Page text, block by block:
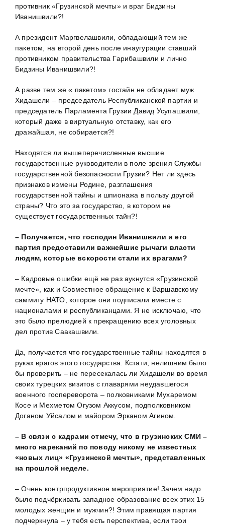
противник «Грузинской мечты» и враг Бидзины
Иванишвили?!
А президент Маргвелашвили, обладающий тем же
пакетом, на второй день после инаугурации ставший
противником правительства Гарибашвили и лично
Бидзины Иванишвили?!
А разве тем же « пакетом» гостайн не обладает муж
Хидашели – председатель Республиканской партии и
председатель Парламента Грузии Давид Усупашвили,
который даже в виртуальную отставку, как его
дражайшая, не собирается?!
Находятся ли вышеперечисленные высшие
государственные руководители в поле зрения Службы
государственной безопасности Грузии? Нет ли здесь
признаков измены Родине, разглашения
государственной тайны и шпионажа в пользу другой
страны? Что это за государство, в котором не
существует государственных тайн?!
– Получается, что господин Иванишвили и его
партия предоставили важнейшие рычаги власти
людям, которые вскорости стали их врагами?
– Кадровые ошибки ещё не раз аукнутся «Грузинской
мечте», как и Совместное обращение к Варшавскому
саммиту НАТО, которое они подписали вместе с
националами и республиканцами. Я не исключаю, что
это было прелюдией к прекращению всех уголовных
дел против Саакашвили.
Да, получается что государственные тайны находятся в
руках врагов этого государства. Кстати, нелишним было
бы проверить – не пересекалась ли Хидашели во время
своих турецких визитов с главарями неудавшегося
военного госпереворота – полковниками Мухаремом
Косе и Мехметом Огузом Аккусом, подполковником
Доганом Уйсалом и майором Эрканом Агином.
– В связи с кадрами отмечу, что в грузинских СМИ –
много нареканий по поводу никому не известных
«новых лиц» «Грузинской мечты», представленных
на прошлой неделе.
– Очень контрпродуктивное мероприятие! Зачем надо
было подчёркивать западное образование всех этих 15
молодых женщин и мужчин?! Этим правящая партия
подчеркнула – у тебя есть перспектива, если твои